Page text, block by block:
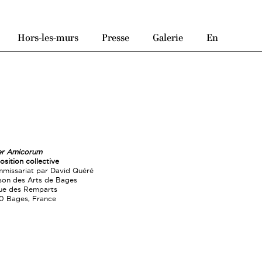
Hors-les-murs Presse Galerie En
Amicorum
collective
par David Quéré
des Arts de Bages
des Remparts
Bages, France